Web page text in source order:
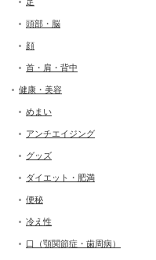
頭部・脳
顔
首・肩・背中
健康・美容
めまい
アンチエイジング
グッズ
ダイエット・肥満
便秘
冷え性
口（顎関節症・歯周病）